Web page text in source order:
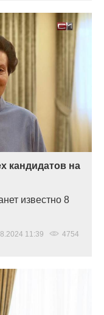
кандидатов на
известно 8
11:39 4754